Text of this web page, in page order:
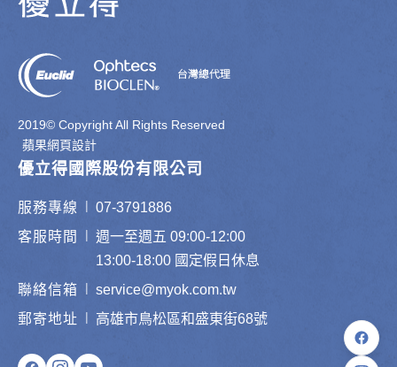
2019© Copyright All Rights Reserved
蘋果網頁設計
優立得國際股份有限公司
服務專線 | 07-3791886
客服時間
| 週一至週五 09:00-12:00
13:00-18:00 國定假日休息
聯絡信箱
| service@myok.com.tw
郵寄地址
| 高雄市鳥松區和盛東街68號